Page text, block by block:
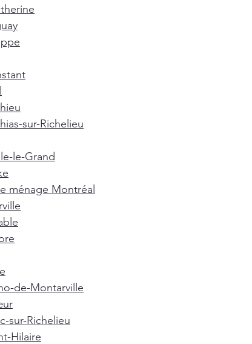
sur-Richelieu
le-Grand
ménage Montréal
de-Montarville
sur-Richelieu
Hilaire